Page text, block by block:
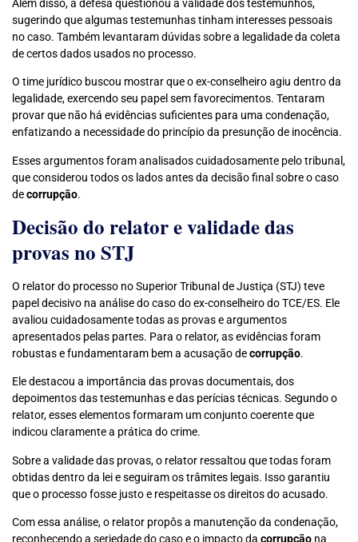
Além disso, a defesa questionou a validade dos testemunhos,
sugerindo que algumas testemunhas tinham interesses pessoais
no caso. Também levantaram dúvidas sobre a legalidade da coleta
de certos dados usados no processo.
O time jurídico buscou mostrar que o ex-conselheiro agiu dentro da
legalidade, exercendo seu papel sem favorecimentos. Tentaram
provar que não há evidências suficientes para uma condenação,
enfatizando a necessidade do princípio da presunção de inocência.
Esses argumentos foram analisados cuidadosamente pelo tribunal,
que considerou todos os lados antes da decisão final sobre o caso
decorrupção.
Decisão do relator e validade das
provas no STJ
O relator do processo no Superior Tribunal de Justiça (STJ) teve
papel decisivo na análise do caso do ex-conselheiro do TCE/ES. Ele
avaliou cuidadosamente todas as provas e argumentos
apresentados pelas partes. Para o relator, as evidências foram
robustas e fundamentaram bem a acusação decorrupção.
Ele destacou a importância das provas documentais, dos
depoimentos das testemunhas e das perícias técnicas. Segundo o
relator, esses elementos formaram um conjunto coerente que
indicou claramente a prática do crime.
Sobre a validade das provas, o relator ressaltou que todas foram
obtidas dentro da lei e seguiram os trâmites legais. Isso garantiu
que o processo fosse justo e respeitasse os direitos do acusado.
Com essa análise, o relator propôs a manutenção da condenação,
reconhecendo a seriedade do caso e o impacto da corrupção na